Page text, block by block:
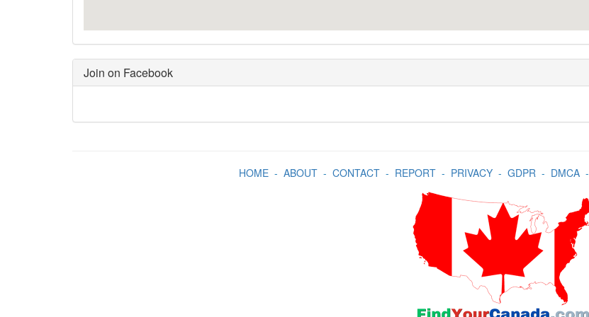
Join on Facebook
HOME- ABOUT- CONTACT- REPORT- PRIVACY- GDPR- DMCA-